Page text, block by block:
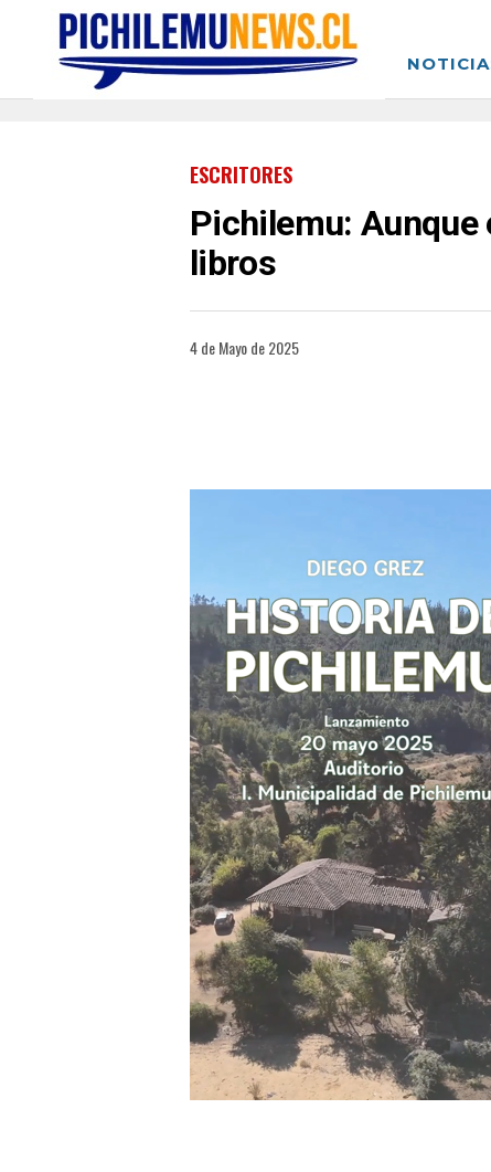
ESCRITORES
Pichilemu: Aunque
libros
4 de Mayo de 2025